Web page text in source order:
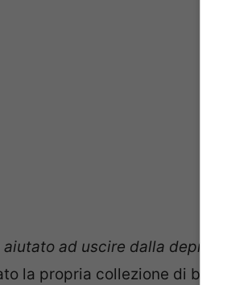
aiutato ad uscire dalla
la propria collezione di